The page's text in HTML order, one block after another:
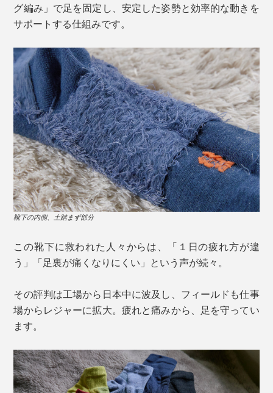
グ編み」で足を固定し、安定した姿勢と効率的な動きを
サポートする仕組みです。
靴下の内側、土踏まず部分
この靴下に救われた人々からは、「１日の疲れ方が違
う」「足裏が痛くなりにくい」という声が続々。
その評判は工場から日本中に波及し、フィールドも仕事
場からレジャーに拡大。疲れと痛みから、足を守ってい
ます。